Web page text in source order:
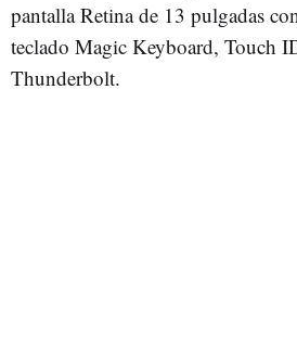
pantalla Retina de 13 pulgadas
teclado Magic Keyboard, Touch
Thunderbolt.